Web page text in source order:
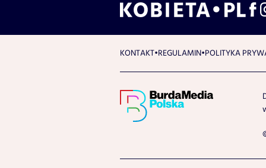
KONTAKT REGULAMIN POLITYKA